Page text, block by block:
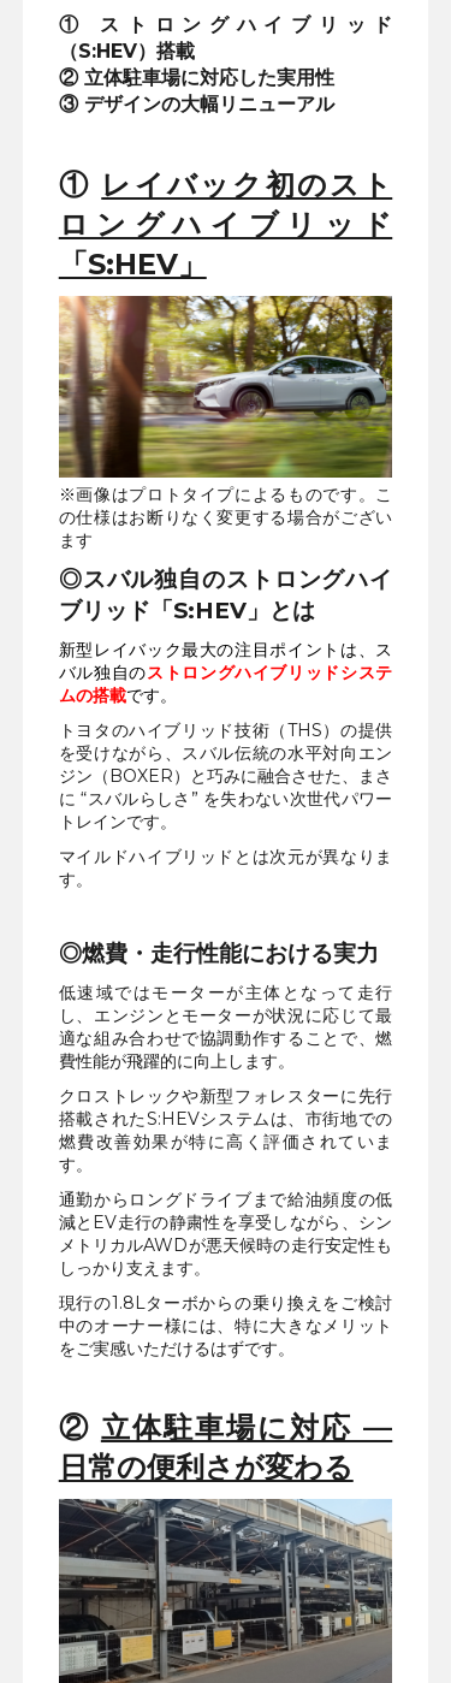
① ストロングハイブリッド
（S:HEV）搭載
② 立体駐車場に対応した実用性
③ デザインの大幅リニューアル
① レイバック初のスト
ロングハイブリッド
「S:HEV」
※画像はプロトタイプによるものです。こ
の仕様はお断りなく変更する場合がござい
ます
◎スバル独自のストロングハイ
ブリッド「S:HEV」とは
新型レイバック最大の注目ポイントは、ス
バル独自のストロングハイブリッドシステ
ムの搭載です。
トヨタのハイブリッド技術（THS）の提供
を受けながら、スバル伝統の水平対向エン
ジン（BOXER）と巧みに融合させた、まさ
に “スバルらしさ” を失わない次世代パワー
トレインです。
マイルドハイブリッドとは次元が異なりま
す。
◎燃費・走行性能における実力
低速域ではモーターが主体となって走行
し、エンジンとモーターが状況に応じて最
適な組み合わせで協調動作することで、燃
費性能が飛躍的に向上します。
クロストレックや新型フォレスターに先行
搭載されたS:HEVシステムは、市街地での
燃費改善効果が特に高く評価されていま
す。
通勤からロングドライブまで給油頻度の低
減とEV走行の静粛性を享受しながら、シン
メトリカルAWDが悪天候時の走行安定性も
しっかり支えます。
現行の1.8Lターボからの乗り換えをご検討
中のオーナー様には、特に大きなメリット
をご実感いただけるはずです。
② 立体駐車場に対応 —
日常の便利さが変わる